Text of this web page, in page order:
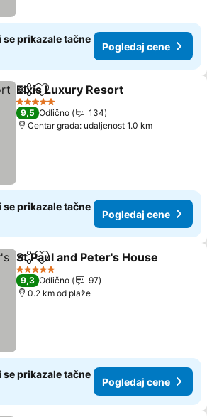
se prikazale tačne
Pogledaj cene
Deli Dodati u favorite
Elxis Luxury Resort
5 Zvezdice
9,5 Odlično
134
Centar grada: udaljenost 1.0 km
se prikazale tačne
Pogledaj cene
Deli Dodati u favorite
St Paul and Peter's House
5 Zvezdice
9,3 Odlično
97
0.2 km od plaže
se prikazale tačne
Pogledaj cene